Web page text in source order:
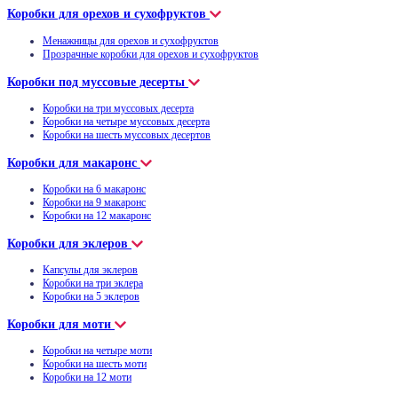
Коробки для орехов и сухофруктов
Менажницы для орехов и сухофруктов
Прозрачные коробки для орехов и сухофруктов
Коробки под муссовые десерты
Коробки на три муссовых десерта
Коробки на четыре муссовых десерта
Коробки на шесть муссовых десертов
Коробки для макаронс
Коробки на 6 макаронс
Коробки на 9 макаронс
Коробки на 12 макаронс
Коробки для эклеров
Капсулы для эклеров
Коробки на три эклера
Коробки на 5 эклеров
Коробки для моти
Коробки на четыре моти
Коробки на шесть моти
Коробки на 12 моти